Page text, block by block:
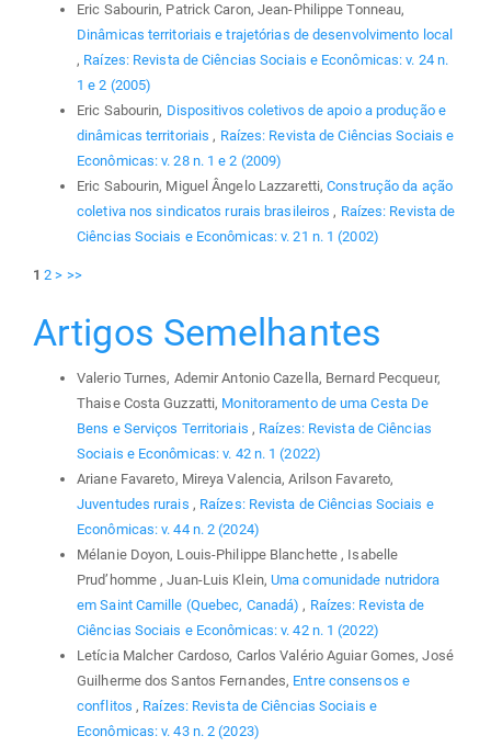
Eric Sabourin, Patrick Caron, Jean-Philippe Tonneau,
Dinâmicas territoriais e trajetórias de desenvolvimento local
, Raízes: Revista de Ciências Sociais e Econômicas: v. 24 n.
1 e 2 (2005)
Eric Sabourin, Dispositivos coletivos de apoio a produção e
dinâmicas territoriais, Raízes: Revista de Ciências Sociais e
Econômicas: v. 28 n. 1 e 2 (2009)
Eric Sabourin, Miguel Ângelo Lazzaretti,Construção da ação
coletiva nos sindicatos rurais brasileiros, Raízes: Revista de
Ciências Sociais e Econômicas: v. 21 n. 1 (2002)
1 2 > >>
Artigos Semelhantes
Valerio Turnes, Ademir Antonio Cazella, Bernard Pecqueur,
Thaise Costa Guzzatti, Monitoramento de uma Cesta De
Bens e Serviços Territoriais , Raízes: Revista de Ciências
Sociais e Econômicas: v. 42 n. 1 (2022)
Ariane Favareto, Mireya Valencia, Arilson Favareto,
Juventudes rurais , Raízes: Revista de Ciências Sociais e
Econômicas: v. 44 n. 2 (2024)
Mélanie Doyon, Louis-Philippe Blanchette , Isabelle
Prud’homme , Juan-Luis Klein,Uma comunidade nutridora
em Saint Camille (Quebec, Canadá), Raízes: Revista de
Ciências Sociais e Econômicas: v. 42 n. 1 (2022)
Letícia Malcher Cardoso, Carlos Valério Aguiar Gomes, José
Guilherme dos Santos Fernandes, Entre consensos e
conflitos , Raízes: Revista de Ciências Sociais e
Econômicas: v. 43 n. 2 (2023)